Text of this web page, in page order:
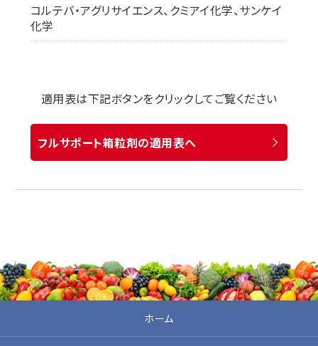
コルテバ・アグリサイエンス、クミアイ化学、サンケイ
化学
適用表は下記ボタンをクリックしてご覧ください
フルサポート箱粒剤の適用表へ
ホーム